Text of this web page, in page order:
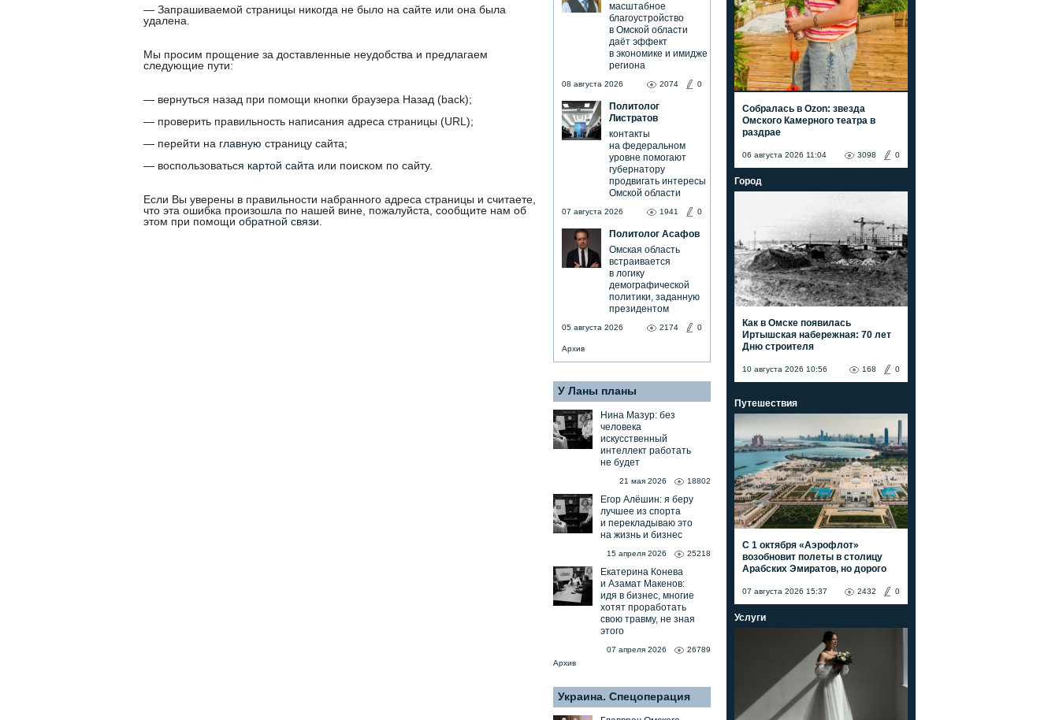
— Запрашиваемой страницы никогда не было на сайте или она была
удалена.
Мы просим прощение за доставленные неудобства и предлагаем
следующие пути:
— вернуться назад при помощи кнопки браузера Назад (back);
— проверить правильность написания адреса страницы (URL);
— перейти на главную страницу сайта;
— воспользоваться картой сайта или поиском по сайту.
Если Вы уверены в правильности набранного адреса страницы и считаете,
что эта ошибка произошла по нашей вине, пожалуйста, сообщите нам об
этом при помощи обратной связи.
масштабное
благоустройство
в Омской области
даёт эффект
в экономике и имидже
региона
2074 0
08 августа 2026
Политолог
Листратов
контакты
на федеральном
уровне помогают
губернатору
продвигать интересы
Омской области
1941 0
07 августа 2026
Политолог Асафов
Омская область
встраивается
в логику
демографической
политики, заданную
президентом
2174 0
05 августа 2026
Архив
У Ланы планы
Нина Мазур: без
человека
искусственный
интеллект работать
не будет
18802
21 мая 2026
Егор Алёшин: я беру
лучшее из спорта
и перекладываю это
на жизнь и бизнес
25218
15 апреля 2026
Екатерина Конева
и Азамат Макенов:
идя в бизнес, многие
хотят проработать
свою травму, не зная
этого
26789
07 апреля 2026
Архив
Украина. Спецоперация
Собралась в Ozon: звезда
Омского Камерного театра в
раздрае
06 августа 2026 11:04 0
3098
Город
Как в Омске появилась
Иртышская набережная: 70 лет
Дню строителя
10 августа 2026 10:56 0
168
Путешествия
С 1 октября «Аэрофлот»
возобновит полеты в столицу
Арабских Эмиратов, но дорого
07 августа 2026 15:37 0
2432
Услуги